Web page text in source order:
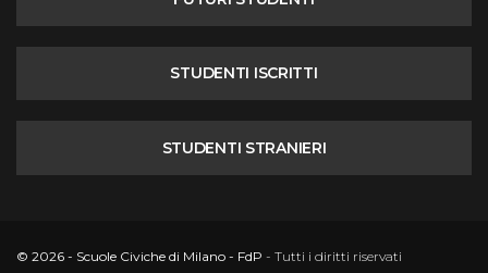
STUDENTI ISCRITTI
STUDENTI STRANIERI
© 2026 - Scuole Civiche di Milano - FdP - Tutti i diritti riservati